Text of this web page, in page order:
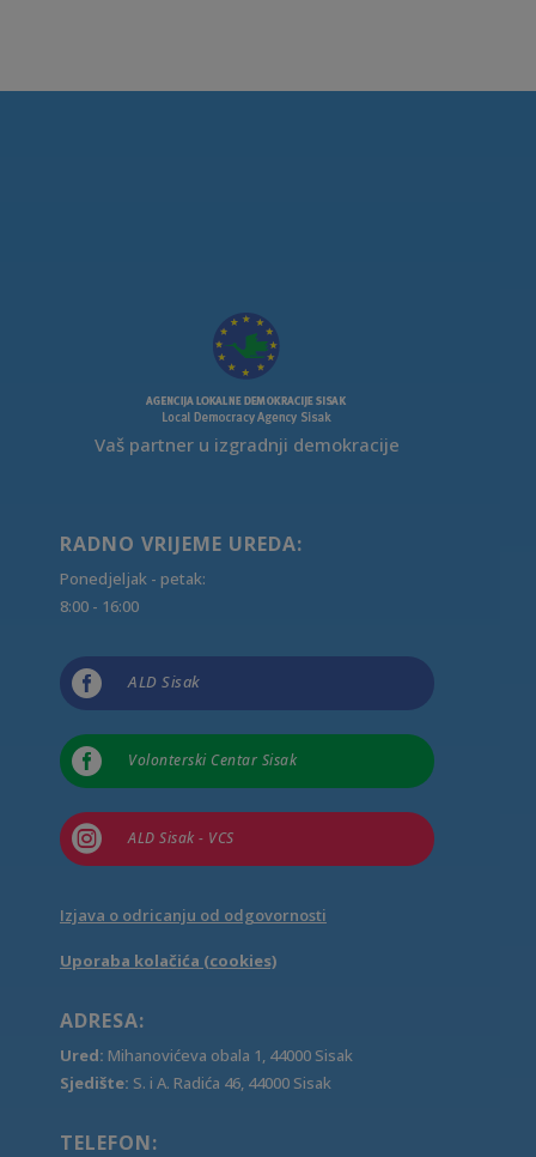
Vaš partner u izgradnji demokracije
RADNO VRIJEME UREDA:
Ponedjeljak - petak:
8:00 - 16:00
 ALD Sisak
 Volonterski Centar Sisak
 ALD Sisak - VCS
Izjava o odricanju od odgovornosti
Uporaba kolačića (cookies)
ADRESA:
Ured: Mihanovićeva obala 1, 44000 Sisak
Sjedište: S. i A. Radića 46, 44000 Sisak
TELEFON: